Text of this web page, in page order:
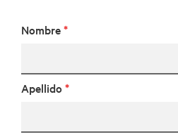
Nombre*
Apellido *